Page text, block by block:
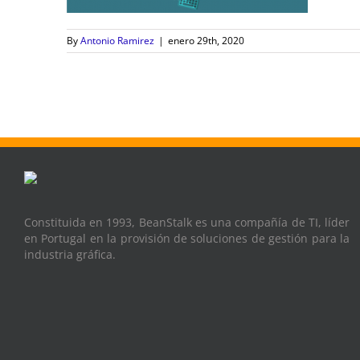
ByAntonio Ramirez | enero 29th, 2020
Constituida en 1993, BeanStalk es una compañía de TI, líder
en Portugal en la provisión de soluciones de gestión para la
industria gráfica.